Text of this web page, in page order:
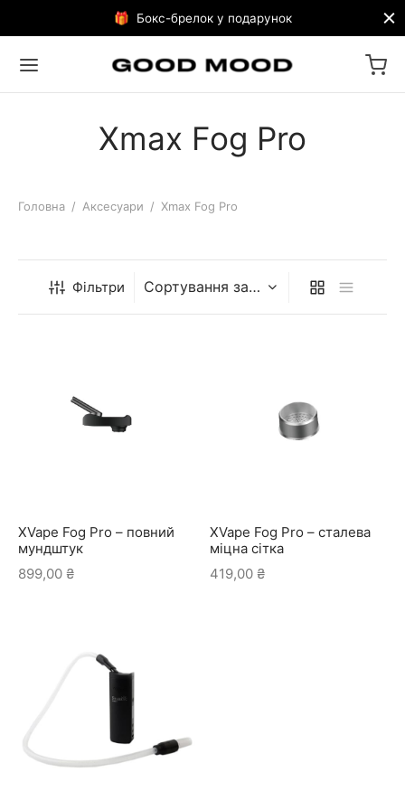
🎁 Бокс-брелок у подарунок
Xmax Fog Pro
Головна / Аксесуари / Xmax Fog Pro
Фільтри
XVape Fog Pro – повний
мундштук
899,00 ₴
XVape Fog Pro – сталева
міцна сітка
419,00 ₴